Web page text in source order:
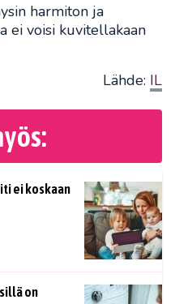
harmiton ja
ei voisi kuvitellakaan
Lähde: IL
ei koskaan
on